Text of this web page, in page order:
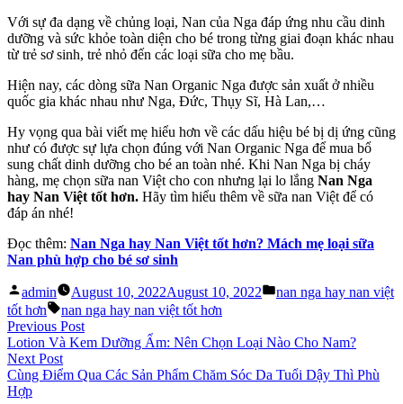
Với sự đa dạng về chủng loại, Nan của Nga đáp ứng nhu cầu dinh
dưỡng và sức khỏe toàn diện cho bé trong từng giai đoạn khác nhau
từ trẻ sơ sinh, trẻ nhỏ đến các loại sữa cho mẹ bầu.
Hiện nay, các dòng sữa Nan Organic Nga được sản xuất ở nhiều
quốc gia khác nhau như Nga, Đức, Thụy Sĩ, Hà Lan,…
Hy vọng qua bài viết mẹ hiểu hơn về các dấu hiệu bé bị dị ứng cũng
như có được sự lựa chọn đúng với Nan Organic Nga để mua bổ
sung chất dinh dưỡng cho bé an toàn nhé. Khi Nan Nga bị cháy
hàng, mẹ chọn sữa nan Việt cho con nhưng lại lo lắng Nan Nga
hay Nan Việt tốt hơn. Hãy tìm hiểu thêm về sữa nan Việt để có
đáp án nhé!
Đọc thêm: Nan Nga hay Nan Việt tốt hơn? Mách mẹ loại sữa
Nan phù hợp cho bé sơ sinh
Posted
by
admin August 10, 2022August 10, 2022
Posted
nan nga hay nan việt
tốt hơn
Tags:
nan nga hay nan việt tốt hơn
Post
navigation
Previous PostPrevious
post:
Lotion Và Kem Dưỡng Ẩm: Nên Chọn Loại Nào Cho Nam?
Next PostNext
post:
Cùng Điểm Qua Các Sản Phẩm Chăm Sóc Da Tuổi Dậy Thì Phù
Hợp